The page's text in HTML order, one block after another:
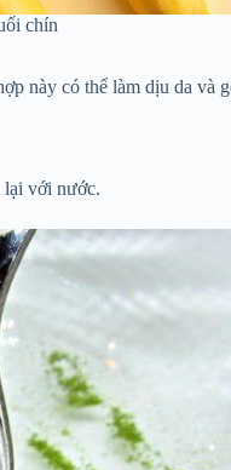
chín
này có thể làm dịu da và
lại với nước.